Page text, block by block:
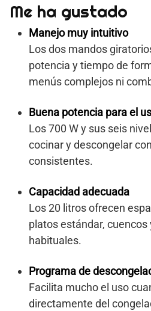
Me ha gustado
Manejo muy intuitivo
Los dos mandos
potencia y tiempo de
menús complejos ni
Buena potencia para el
Los 700 W y sus seis
cocinar y descongelar
consistentes.
Capacidad adecuada
Los 20 litros ofrecen
platos estándar,
habituales.
Programa de
Facilita mucho el uso
directamente del